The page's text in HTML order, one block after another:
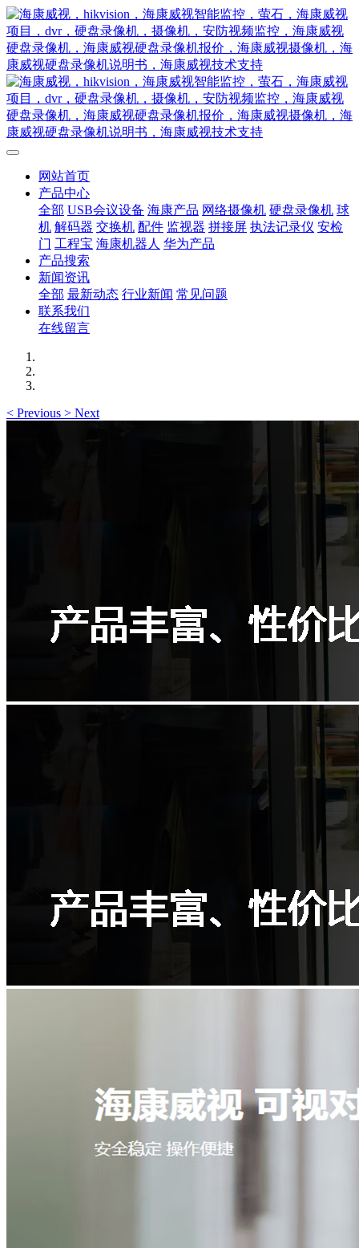
网站首页
产品中心
全部 USB会议设备 海康产品 网络摄像机 硬盘录像机 球
机 解码器 交换机 配件 监视器 拼接屏 执法记录仪 安检
门 工程宝 海康机器人 华为产品
产品搜索
新闻资讯
全部 最新动态 行业新闻 常见问题
联系我们
在线留言
< Previous > Next